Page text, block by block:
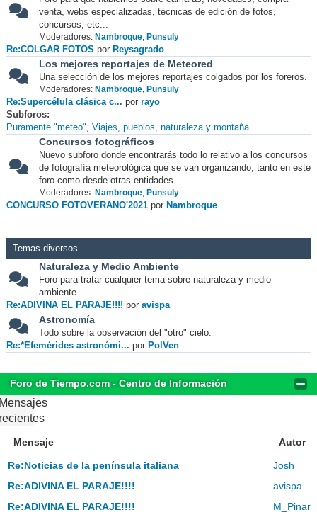
venta, webs especializadas, técnicas de edición de fotos,
concursos, etc...
Moderadores: Nambroque, Punsuly
Re:COLGAR FOTOS por Reysagrado
Los mejores reportajes de Meteored
Una selección de los mejores reportajes colgados por los foreros.
Moderadores: Nambroque, Punsuly
Re:Supercélula clásica c... por rayo
Subforos
Puramente "meteo" Viajes, pueblos, naturaleza y montaña
Concursos fotográficos
Nuevo subforo donde encontrarás todo lo relativo a los concursos
de fotografía meteorológica que se van organizando, tanto en este
foro como desde otras entidades.
Moderadores: Nambroque, Punsuly
CONCURSO FOTOVERANO'2021 por Nambroque
Temas diversos
Naturaleza y Medio Ambiente
Foro para tratar cualquier tema sobre naturaleza y medio
ambiente.
Re:ADIVINA EL PARAJE!!!! por avispa
Astronomía
Todo sobre la observación del "otro" cielo.
Re:*Efemérides astronómi... por PolVen
Foro de Tiempo.com - Centro de Información
Mensaje Autor
Re:Noticias de la península italiana
Josh
Re:ADIVINA EL PARAJE!!!!
avispa
Re:ADIVINA EL PARAJE!!!!
M_Pinar